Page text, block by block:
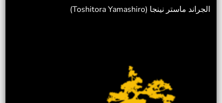
الجراند ماستر نينجا (Toshitora Yamashiro)